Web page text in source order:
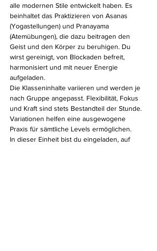
alle modernen Stile entwickelt haben. Es
beinhaltet das Praktizieren von Asanas
(Yogastellungen) und Pranayama
(Atemübungen), die dazu beitragen den
Geist und den Körper zu beruhigen. Du
wirst gereinigt, von Blockaden befreit,
harmonisiert und mit neuer Energie
aufgeladen.
Die Klasseninhalte variieren und werden je
nach Gruppe angepasst. Flexibilität, Fokus
und Kraft sind stets Bestandteil der Stunde.
Variationen helfen eine ausgewogene
Praxis für sämtliche Levels ermöglichen.
In dieser Einheit bist du eingeladen, auf